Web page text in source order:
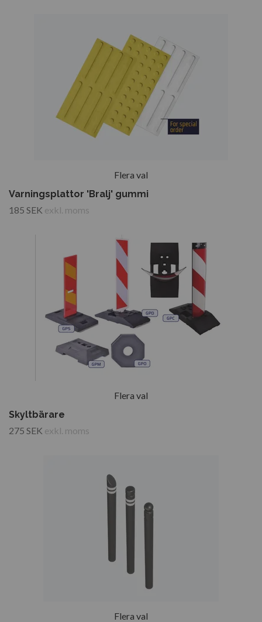
Flera val
Varningsplattor 'Bralj' gummi
185 SEK exkl. moms
Flera val
Skyltbärare
275 SEK exkl. moms
Flera val